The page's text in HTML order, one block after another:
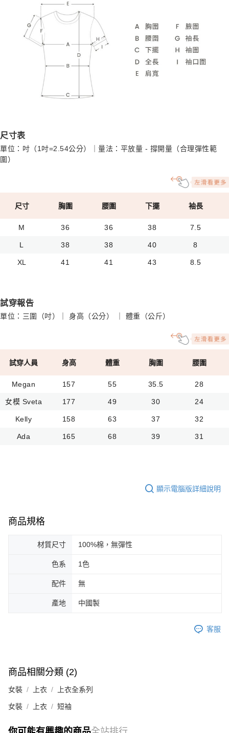
尺寸表
單位：吋（1吋=2.54公分）｜量法：平放量 - 撐開量（合理彈性範
圍）
尺寸 胸圍 腰圍 下擺 袖長
M 36 36 38 7.5
L 38 38 40 8
XL 41 41 43 8.5
試穿報告
單位：三圍（吋）｜ 身高（公分） ｜ 體重（公斤）
試穿人員 身高 體重 胸圍 腰圍
Megan 157 55 35.5 28
女模 Sveta 177 49 30 24
Kelly 158 63 37 32
Ada 165 68 39 31
顯示電腦版詳細說明
商品規格
材質尺寸 100%棉，無彈性
色系 1色
配件 無
產地 中國製
客服
商品相關分類 (2)
女裝 上衣 上衣全系列
女裝 上衣 短袖